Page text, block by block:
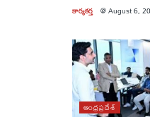
కార్యకర్త @August 6,
ఆంధ్రప్రదేశ్